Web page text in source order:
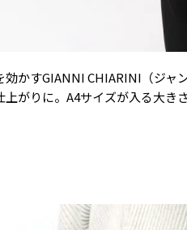
効かすGIANNI CHIARINI（ジ
がりに。A4サイズが入る大き